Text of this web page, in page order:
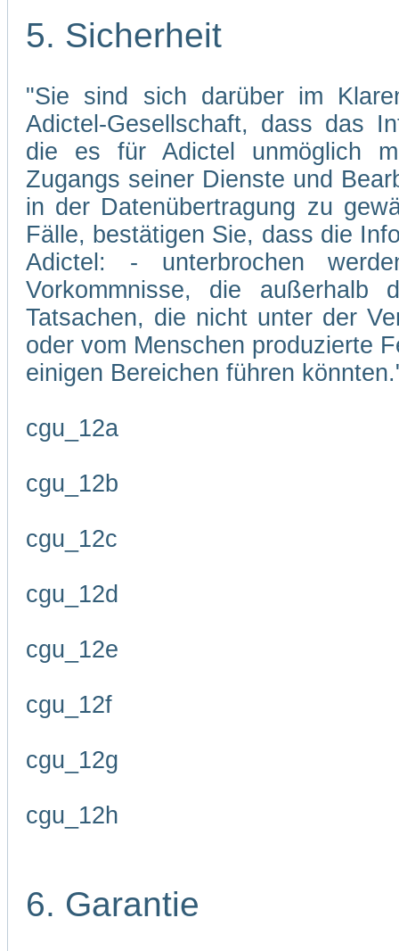
5. Sicherheit
"Sie sind sich darüber im
Adictel-Gesellschaft, dass das
die es für Adictel unmöglich
Zugangs seiner Dienste und
in der Datenübertragung zu
Fälle, bestätigen Sie, dass die
Adictel: - unterbrochen
Vorkommnisse, die
Tatsachen, die nicht unter der
oder vom Menschen produzierte
einigen Bereichen führen
cgu_12a
cgu_12b
cgu_12c
cgu_12d
cgu_12e
cgu_12f
cgu_12g
cgu_12h
6. Garantie